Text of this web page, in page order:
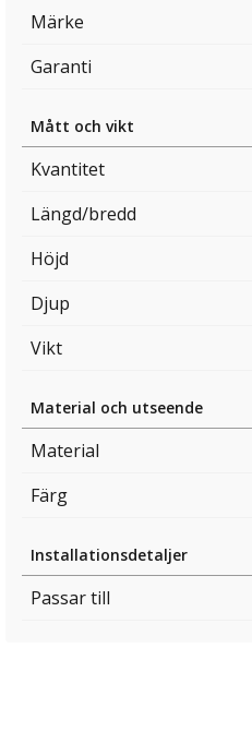
Märke
Garanti
Mått och vikt
Kvantitet
Längd/bredd
Höjd
Djup
Vikt
Material och utseende
Material
Färg
Installationsdetaljer
Passar till